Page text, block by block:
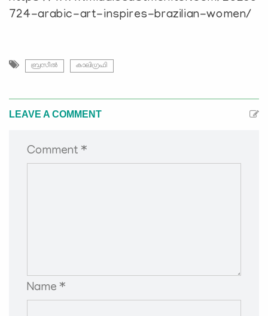
724-arabic-art-inspires-brazilian-women/
ബ്രസീൽ കാലിഗ്രഫി
LEAVE A COMMENT
Comment *
Name *